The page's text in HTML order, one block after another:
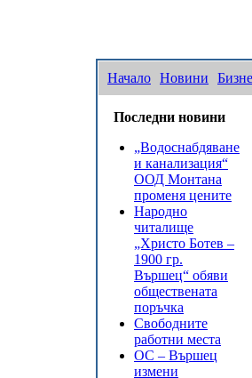
Начало Новини
Последни новини
„Водоснабдяване
и канализация“
ООД Монтана
променя цените
Народно
читалище
„Христо Ботев –
1900 гр.
Вършец“ обяви
обществената
поръчка
Свободните
работни места
ОС – Вършец
измени